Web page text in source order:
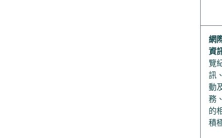
網
資
覽
訊
動
務
的
積